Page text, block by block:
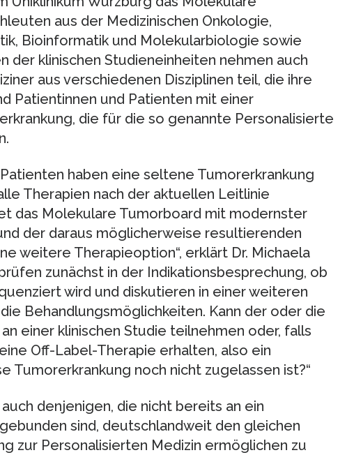
aus der Medizinischen Onkologie,
Bioinformatik und Molekularbiologie sowie
der klinischen Studieneinheiten nehmen auch
aus verschiedenen Disziplinen teil, die ihre
Patientinnen und Patienten mit einer
die für die so genannte Personalisierte
haben eine seltene Tumorerkrankung
Therapien nach der aktuellen Leitlinie
das Molekulare Tumorboard mit modernster
der daraus möglicherweise resultierenden
weitere Therapieoption“, erklärt Dr. Michaela
zunächst in der Indikationsbesprechung, ob
wird und diskutieren in einer weiteren
Behandlungsmöglichkeiten. Kann der oder die
einer klinischen Studie teilnehmen oder, falls
Off-Label-Therapie erhalten, also ein
Tumorerkrankung noch nicht zugelassen ist?“
denjenigen, die nicht bereits an ein
sind, deutschlandweit den gleichen
zur Personalisierten Medizin ermöglichen zu